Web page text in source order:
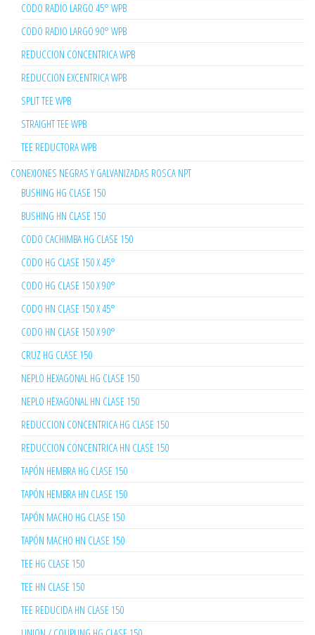
CODO RADIO LARGO 45° WPB
CODO RADIO LARGO 90° WPB
REDUCCION CONCENTRICA WPB
REDUCCION EXCENTRICA WPB
SPLIT TEE WPB
STRAIGHT TEE WPB
TEE REDUCTORA WPB
CONEXIONES NEGRAS Y GALVANIZADAS ROSCA NPT
BUSHING HG CLASE 150
BUSHING HN CLASE 150
CODO CACHIMBA HG CLASE 150
CODO HG CLASE 150 X 45°
CODO HG CLASE 150 X 90°
CODO HN CLASE 150 X 45°
CODO HN CLASE 150 X 90°
CRUZ HG CLASE 150
NEPLO HEXAGONAL HG CLASE 150
NEPLO HEXAGONAL HN CLASE 150
REDUCCION CONCENTRICA HG CLASE 150
REDUCCION CONCENTRICA HN CLASE 150
TAPÓN HEMBRA HG CLASE 150
TAPÓN HEMBRA HN CLASE 150
TAPÓN MACHO HG CLASE 150
TAPÓN MACHO HN CLASE 150
TEE HG CLASE 150
TEE HN CLASE 150
TEE REDUCIDA HN CLASE 150